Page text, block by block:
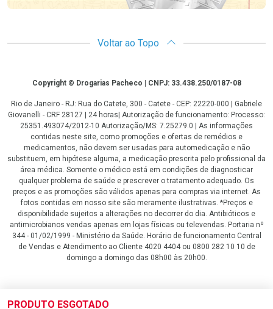
PRODUTO ESGOTADO
Voltar ao Topo
CopyrightCopyright © Drogarias Pacheco | CNPJ: 33.438.250/0187-08
Rio de Janeiro - RJ: Rua do Catete, 300 - Catete - CEP: 22220-000 | Gabriele
Giovanelli - CRF 28127 | 24 horas| Autorização de funcionamento: Processo:
25351.493074/2012-10 Autorização/MS: 7.25279.0 | As informações
contidas neste site, como promoções e ofertas de remédios e
medicamentos, não devem ser usadas para automedicação e não
substituem, em hipótese alguma, a medicação prescrita pelo profissional da
área médica. Somente o médico está em condições de diagnosticar
qualquer problema de saúde e prescrever o tratamento adequado. Os
preços e as promoções são válidos apenas para compras via internet. As
fotos contidas em nosso site são meramente ilustrativas. *Preços e
disponibilidade sujeitos a alterações no decorrer do dia. Antibióticos e
antimicrobianos vendas apenas em lojas físicas ou televendas. Portaria nº
344 - 01/02/1999 - Ministério da Saúde. Horário de funcionamento Central
de Vendas e Atendimento ao Cliente 4020 4404 ou 0800 282 10 10 de
domingo a domingo das 08h00 às 20h00.